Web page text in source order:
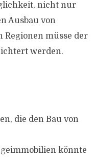
nicht nur
Ausbau von
müsse der
werden.
die den Bau von
könnte